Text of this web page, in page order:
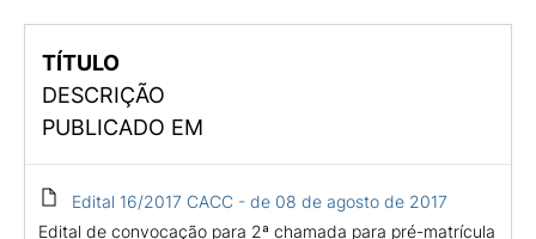
TÍTULO
DESCRIÇÃO
PUBLICADO EM
Edital 16/2017 CACC - de 08 de agosto de 2017
Edital de convocação para 2ª chamada para pré-matrícula